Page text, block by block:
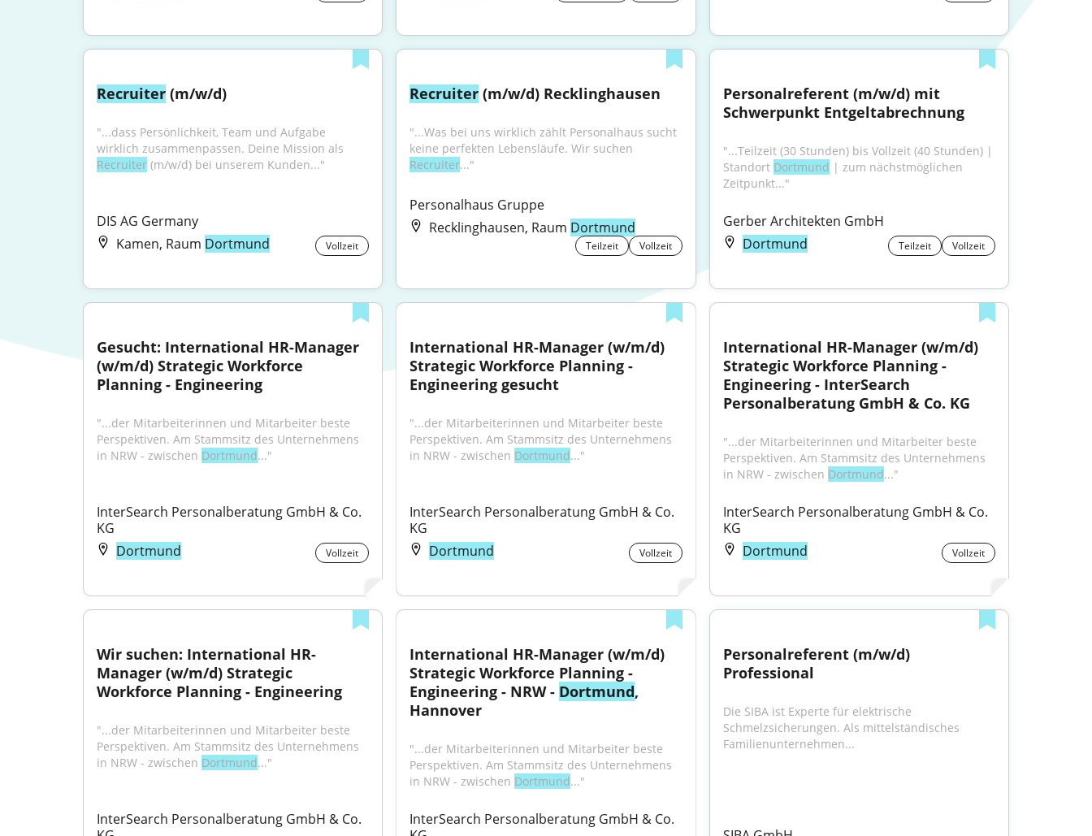
Recruiter (m/w/d)
"...dass Persönlichkeit, Team und Aufgabe
Recruiter (m/w/d) bei unserem Kunden..."
DIS AG Germany
Kamen, Raum Dortmund Vollzeit
Recruiter (m/w/d) Recklinghausen
"...Was bei uns wirklich zählt Personalhaus sucht
Recruiter..."
Personalhaus Gruppe
Recklinghausen, Raum Dortmund
Teilzeit Vollzeit
Personalreferent (m/w/d) mit
Schwerpunkt Entgeltabrechnung
"...Teilzeit (30 Stunden) bis Vollzeit (40 Stunden) |
Standort Dortmund | zum nächstmöglichen
Zeitpunkt..."
Gerber Architekten GmbH
Dortmund
Teilzeit Vollzeit
Gesucht: International HR-Manager
(w/m/d) Strategic Workforce
Planning - Engineering
"...der Mitarbeiterinnen und Mitarbeiter beste
Perspektiven. Am Stammsitz des Unternehmens
in NRW - zwischen Dortmund..."
InterSearch Personalberatung GmbH & Co.
KG
Dortmund
Vollzeit
International HR-Manager (w/m/d)
Strategic Workforce Planning -
Engineering gesucht
"...der Mitarbeiterinnen und Mitarbeiter beste
Perspektiven. Am Stammsitz des Unternehmens
in NRW - zwischen Dortmund..."
InterSearch Personalberatung GmbH & Co.
KG
Dortmund
Vollzeit
International HR-Manager (w/m/d)
Strategic Workforce Planning -
Engineering - InterSearch
Personalberatung GmbH & Co. KG
"...der Mitarbeiterinnen und Mitarbeiter beste
Perspektiven. Am Stammsitz des Unternehmens
in NRW - zwischen Dortmund..."
InterSearch Personalberatung GmbH & Co.
KG
Dortmund
Vollzeit
Wir suchen: International HR-
Manager (w/m/d) Strategic
Workforce Planning - Engineering
"...der Mitarbeiterinnen und Mitarbeiter beste
Perspektiven. Am Stammsitz des Unternehmens
in NRW - zwischen Dortmund..."
InterSearch Personalberatung GmbH & Co.
International HR-Manager (w/m/d)
Strategic Workforce Planning -
Engineering - NRW - Dortmund,
Hannover
"...der Mitarbeiterinnen und Mitarbeiter beste
Perspektiven. Am Stammsitz des Unternehmens
in NRW - zwischen Dortmund..."
InterSearch Personalberatung GmbH & Co.
Personalreferent (m/w/d)
Professional
Die SIBA ist Experte für elektrische
Schmelzsicherungen. Als mittelständisches
Familienunternehmen...